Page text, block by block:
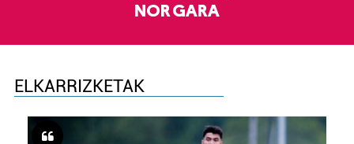
NOR GARA
ELKARRIZKETAK